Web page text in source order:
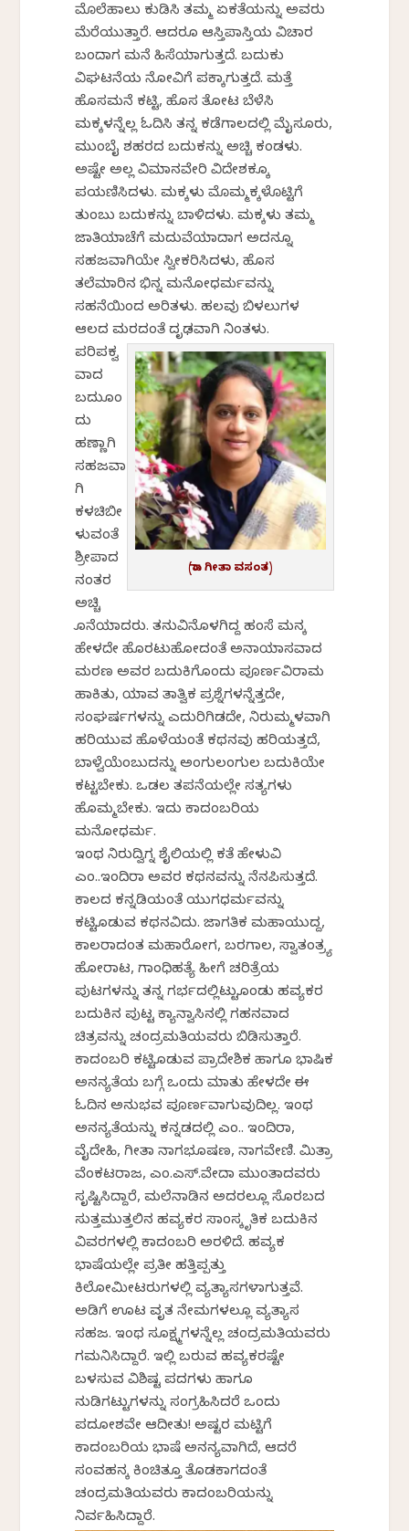
ಮೊಲೆಹಾಲು ಕುಡಿಸಿ ತಮ್ಮ ಏಕತೆಯನ್ನು ಅವರು
ಮೆರೆಯುತ್ತಾರೆ. ಆದರೂ ಆಸ್ತಿಪಾಸ್ತಿಯ ವಿಚಾರ
ಬಂದಾಗ ಮನೆ ಹಿಸೆಯಾಗುತ್ತದೆ. ಬದುಕು
ವಿಘಟನೆಯ ನೋವಿಗೆ ಪಕ್ಕಾಗುತ್ತದೆ. ಮತ್ತೆ
ಹೊಸಮನೆ ಕಟ್ಟಿ, ಹೊಸ ತೋಟ ಬೆಳೆಸಿ
ಮಕ್ಕಳನ್ನೆಲ್ಲ ಓದಿಸಿ ತನ್ನ ಕಡೆಗಾಲದಲ್ಲಿ ಮೈಸೂರು,
ಮುಂಬೈ ಶಹರದ ಬದುಕನ್ನು ಅಚ್ಚಿ ಕಂಡಳು.
ಅಷ್ಟೇ ಅಲ್ಲ ವಿಮಾನವೇರಿ ವಿದೇಶಕ್ಕೂ
ಪಯಣಿಸಿದಳು. ಮಕ್ಕಳು ಮೊಮ್ಮಕ್ಕಳೊಟ್ಟಿಗೆ
ತುಂಬು ಬದುಕನ್ನು ಬಾಳಿದಳು. ಮಕ್ಕಳು ತಮ್ಮ
ಜಾತಿಯಾಚೆಗೆ ಮದುವೆಯಾದಾಗ ಅದನ್ನೂ
ಸಹಜವಾಗಿಯೇ ಸ್ವೀಕರಿಸಿದಳು, ಹೊಸ
ತಲೆಮಾರಿನ ಭಿನ್ನ ಮನೋಧರ್ಮವನ್ನು
ಸಹನೆಯಿಂದ ಅರಿತಳು. ಹಲವು ಬಿಳಲುಗಳ
ಆಲದ ಮರದಂತೆ ದೃಢವಾಗಿ ನಿಂತಳು.
(ಡಾ. ಗೀತಾ ವಸಂತ)
ಪರಿಪಕ್ವ
ವಾದ
ಬದುಕೊಂ
ದು
ಹಣ್ಣಾಗಿ
ಸಹಜವಾ
ಗಿ
ಕಳಚಿಬೀ
ಳುವಂತೆ
ಶ್ರೀಪಾದ
ನಂತರ
ಅಚ್ಚಿ
ಕೊನೆಯಾದರು. ತನುವಿನೊಳಗಿದ್ದ ಹಂಸೆ ಮನಕ್ಕೆ
ಹೇಳದೇ ಹೊರಟುಹೋದಂತೆ ಅನಾಯಾಸವಾದ
ಮರಣ ಅವರ ಬದುಕಿಗೊಂದು ಪೂರ್ಣವಿರಾಮ
ಹಾಕಿತು, ಯಾವ ತಾತ್ವಿಕ ಪ್ರಶ್ನೆಗಳನ್ನೆತ್ತದೇ,
ಸಂಘರ್ಷಗಳನ್ನು ಎದುರಿಗಿಡದೇ, ನಿರುಮ್ಮಳವಾಗಿ
ಹರಿಯುವ ಹೊಳೆಯಂತೆ ಕಥನವು ಹರಿಯತ್ತದೆ,
ಬಾಳ್ವೆಯೆಂಬುದನ್ನು ಅಂಗುಲಂಗುಲ ಬದುಕಿಯೇ
ಕಟ್ಟಬೇಕು. ಒಡಲ ತಪನೆಯಲ್ಲೇ ಸತ್ಯಗಳು
ಹೊಮ್ಮಬೇಕು. ಇದು ಕಾದಂಬರಿಯ
ಮನೋಧರ್ಮ.
ಇಂಥ ನಿರುದ್ವಿಗ್ನ ಶೈಲಿಯಲ್ಲಿ ಕತೆ ಹೇಳುವಿಕೆ
ಎಂ.ಕೆ.ಇಂದಿರಾ ಅವರ ಕಥನವನ್ನು ನೆನಪಿಸುತ್ತದೆ.
ಕಾಲದ ಕನ್ನಡಿಯಂತೆ ಯುಗಧರ್ಮವನ್ನು
ಕಟ್ಟಿಕೊಡುವ ಕಥನವಿದು. ಜಾಗತಿಕ ಮಹಾಯುದ್ದ,
ಕಾಲರಾದಂತ ಮಹಾರೋಗ, ಬರಗಾಲ, ಸ್ವಾತಂತ್ರ್ಯ
ಹೋರಾಟ, ಗಾಂಧಿಹತ್ಯೆ ಹೀಗೆ ಚರಿತ್ರೆಯ
ಪುಟಗಳನ್ನು ತನ್ನ ಗರ್ಭದಲ್ಲಿಟ್ಟುಕೊಂಡು ಹವ್ಯಕರ
ಬದುಕಿನ ಪುಟ್ಟ ಕ್ಯಾನ್ವಾಸಿನಲ್ಲಿ ಗಹನವಾದ
ಚಿತ್ರವನ್ನು ಚಂದ್ರಮತಿಯವರು ಬಿಡಿಸುತ್ತಾರೆ.
ಕಾದಂಬರಿ ಕಟ್ಟಿಕೊಡುವ ಪ್ರಾದೇಶಿಕ ಹಾಗೂ ಭಾಷಿಕ
ಅನನ್ಯತೆಯ ಬಗ್ಗೆ ಒಂದು ಮಾತು ಹೇಳದೇ ಈ
ಓದಿನ ಅನುಭವ ಪೂರ್ಣವಾಗುವುದಿಲ್ಲ. ಇಂಥ
ಅನನ್ಯತೆಯನ್ನು ಕನ್ನಡದಲ್ಲಿ ಎಂ.ಕೆ. ಇಂದಿರಾ,
ವೈದೇಹಿ, ಗೀತಾ ನಾಗಭೂಷಣ, ನಾಗವೇಣಿ. ಮಿತ್ರಾ
ವೆಂಕಟರಾಜ, ಎಂ.ಎಸ್.ವೇದಾ ಮುಂತಾದವರು
ಸೃಷ್ಟಿಸಿದ್ದಾರೆ, ಮಲೆನಾಡಿನ ಅದರಲ್ಲೂ ಸೊರಬದ
ಸುತ್ತಮುತ್ತಲಿನ ಹವ್ಯಕರ ಸಾಂಸ್ಕೃತಿಕ ಬದುಕಿನ
ವಿವರಗಳಲ್ಲಿ ಕಾದಂಬರಿ ಅರಳಿದೆ. ಹವ್ಯಕ
ಭಾಷೆಯಲ್ಲೇ ಪ್ರತೀ ಹತ್ತಿಪ್ಪತ್ತು
ಕಿಲೋಮೀಟರುಗಳಲ್ಲಿ ವ್ಯತ್ಯಾಸಗಳಾಗುತ್ತವೆ.
ಅಡಿಗೆ ಊಟ ವೃತ ನೇಮಗಳಲ್ಲೂ ವ್ಯತ್ಯಾಸ
ಸಹಜ. ಇಂಥ ಸೂಕ್ಷ್ಮಗಳನ್ನೆಲ್ಲ ಚಂದ್ರಮತಿಯವರು
ಗಮನಿಸಿದ್ದಾರೆ. ಇಲ್ಲಿ ಬರುವ ಹವ್ಯಕರಷ್ಟೇ
ಬಳಸುವ ವಿಶಿಷ್ಟ ಪದಗಳು ಹಾಗೂ
ನುಡಿಗಟ್ಟುಗಳನ್ನು ಸಂಗ್ರಹಿಸಿದರೆ ಒಂದು
ಪದಕೋಶವೇ ಆದೀತು! ಅಷ್ಟರ ಮಟ್ಟಿಗೆ
ಕಾದಂಬರಿಯ ಭಾಷೆ ಅನನ್ಯವಾಗಿದೆ, ಆದರೆ
ಸಂವಹನಕ್ಕೆ ಕಿಂಚಿತ್ತೂ ತೊಡಕಾಗದಂತೆ
ಚಂದ್ರಮತಿಯವರು ಕಾದಂಬರಿಯನ್ನು
ನಿರ್ವಹಿಸಿದ್ದಾರೆ.